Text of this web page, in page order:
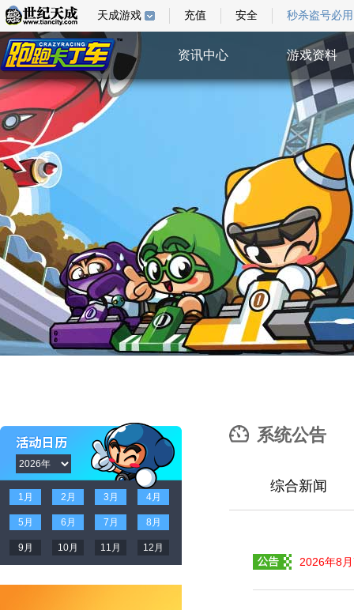
天成游戏 充值 安全 秒杀盗号必用
资讯中心 游戏资料
综合新闻
游戏指南
游戏壁纸
视频中心
特权验证
1月 2月 3月 4月
5月 6月 7月 8月
9月 10月 11月 12月
系统公告
综合新闻
2026年8